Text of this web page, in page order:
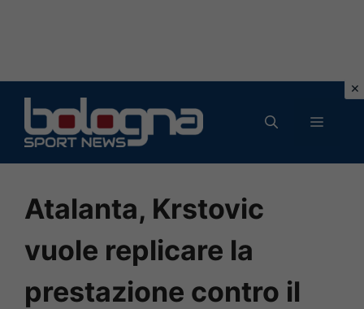
contenuto
MENU
Atalanta, Krstovic
vuole replicare la
prestazione contro il